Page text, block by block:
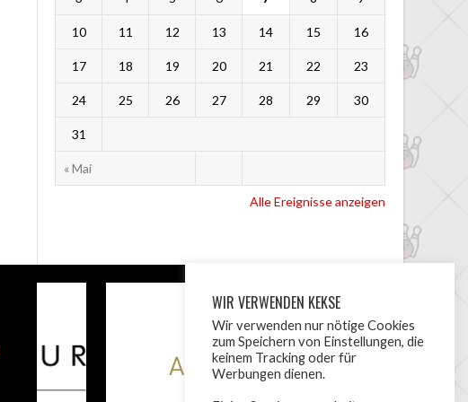
« Mai
10 11 12 13 14 15 16
17 18 19 20 21 22 23
24 25 26 27 28 29 30
31
Alle Ereignisse anzeigen
WIR VERWENDEN KEKSE
Wir verwenden nur nötige Cookies
zum Speichern von Einstellungen, die
keinem Tracking oder für
Werbungen dienen.